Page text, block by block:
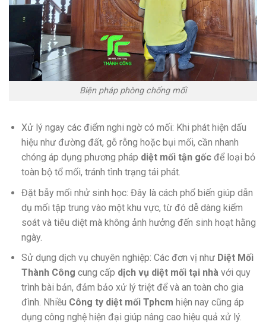
Biện pháp phòng chống mối
Xử lý ngay các điểm nghi ngờ có mối: Khi phát hiện dấu
hiệu như đường đất, gỗ rỗng hoặc bụi mối, cần nhanh
chóng áp dụng phương pháp diệt mối tận gốcđể loại bỏ
toàn bộ tổ mối, tránh tình trạng tái phát.
Đặt bẫy mối nhử sinh học: Đây là cách phổ biến giúp dẫn
dụ mối tập trung vào một khu vực, từ đó dễ dàng kiểm
soát và tiêu diệt mà không ảnh hưởng đến sinh hoạt hằng
ngày.
Sử dụng dịch vụ chuyên nghiệp: Các đơn vị như Diệt Mối
Thành Công cung cấp dịch vụ diệt mối tại nhàvới quy
trình bài bản, đảm bảo xử lý triệt để và an toàn cho gia
đình. Nhiều Công ty diệt mối Tphcm hiện nay cũng áp
dụng công nghệ hiện đại giúp nâng cao hiệu quả xử lý.